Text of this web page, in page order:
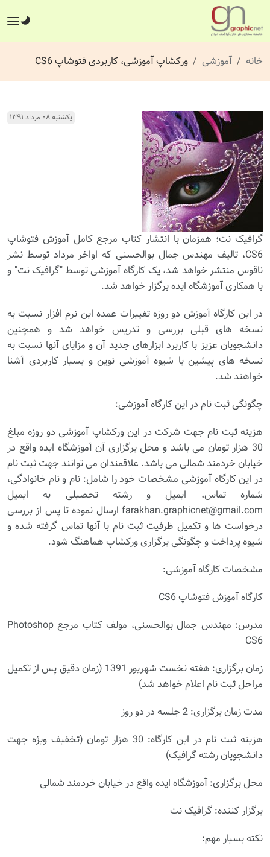
خانه آموزشی ورکشاپ آموزشی، کاربردی فتوشاپ CS6
یکشنبه ۰۸ مرداد ۱۳۹۱
گرافیک نت؛ همزمان با انتشار کتاب مرجع کامل آموزش فتوشاپ
CS6، تالیف مهندس جمال بوالحسنی که اواخر مرداد توسط نشر
ناقوس منتشر خواهد شد، یک کارگاه آموزشی توسط "گرافیک نت" و
با همکاری آموزشگاه ایده برگزار خواهد شد.
در این کارگاه آموزش دو روزه تغییرات عمده این نرم افزار نسبت به
نسخه های قبلی بررسی و تدریس خواهد شد و همچنین
دانشجویان عزیز با کاربرد ابزارهای جدید آن و مزایای آنها نسبت به
نسخه های پیشین با شیوه آموزشی نوین و بسیار کاربردی آشنا
خواهند شد.
چگونگی ثبت نام در این کارگاه آموزشی:
هزینه ثبت نام جهت شرکت در این ورکشاپ آموزشی دو روزه مبلغ
30 هزار تومان می باشد و محل برگزاری آن آموزشگاه ایده واقع در
خیابان خردمند شمالی می باشد. علاقمندان می توانند جهت ثبت نام
در این کارگاه آموزشی مشخصات خود را شامل: نام و نام خانوادگی،
شماره تماس، ایمیل و رشته تحصیلی به ایمیل
farakhan.graphicnet@gmail.com ارسال نموده تا پس از بررسی
درخواست ها و تکمیل ظرفیت ثبت نام با آنها تماس گرفته شده و
شیوه پرداخت و چگونگی برگزاری ورکشاپ هماهنگ شود.
مشخصات کارگاه آموزشی:
کارگاه آموزش فتوشاپ CS6
مدرس: مهندس جمال بوالحسنی، مولف کتاب مرجع Photoshop
CS6
زمان برگزاری: هفته نخست شهریور 1391 (زمان دقیق پس از تکمیل
مراحل ثبت نام اعلام خواهد شد)
مدت زمان برگزاری: 2 جلسه در دو روز
هزینه ثبت نام در این کارگاه: 30 هزار تومان (تخفیف ویژه جهت
دانشجویان رشته گرافیک)
محل برگزاری: آموزشگاه ایده واقع در خیابان خردمند شمالی
برگزار کننده: گرافیک نت
نکته بسیار مهم: